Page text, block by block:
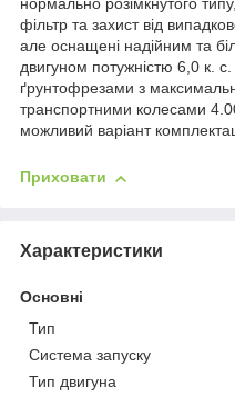
нормально розімкнутого
фільтр та захист від
але оснащені надійним та
двигуном потужністю 6,0 к.
ґрунтофрезами з
транспортними колесами
можливий варіант
Приховати
Характеристики
Основні
Тип
Система запуску
Тип двигуна